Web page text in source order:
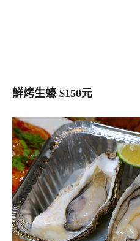
鮮烤生蠔 $150元